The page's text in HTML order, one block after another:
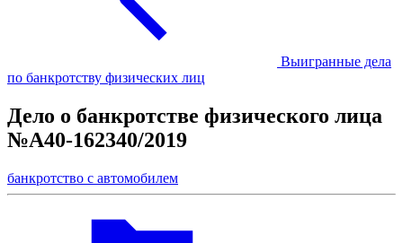
Выигранные дела
по банкротству физических лиц
Дело о банкротстве физического лица
№А40-162340/2019
банкротство с автомобилем